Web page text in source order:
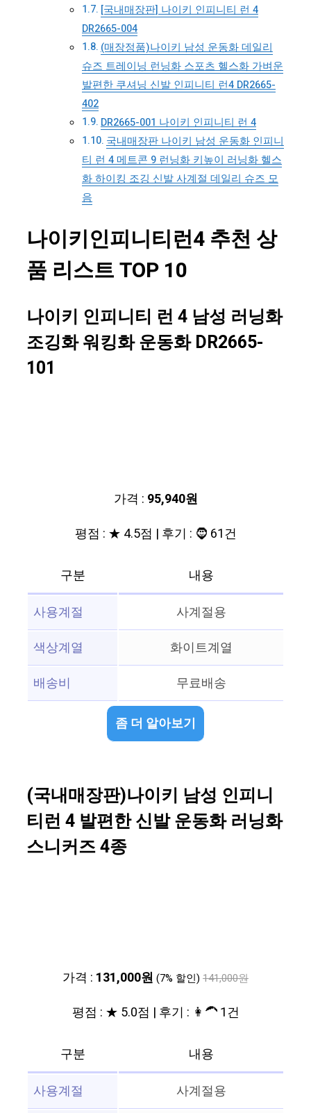
[국내매장판] 나이키 인피니티 런 4
DR2665-004
(매장정품)나이키 남성 운동화 데일리
슈즈 트레이닝 런닝화 스포츠 헬스화 가벼운
발편한 쿠셔닝 신발 인피니티 런4 DR2665-
402
DR2665-001 나이키 인피니티 런 4
국내매장판 나이키 남성 운동화 인피니
티 런 4 메트콘 9 런닝화 키높이 러닝화 헬스
화 하이킹 조깅 신발 사계절 데일리 슈즈 모
음
나이키인피니티런4 추천 상
품 리스트 TOP 10
나이키 인피니티 런 4 남성 러닝화
조깅화 워킹화 운동화 DR2665-
101
가격 : 95,940원
평점 : ★ 4.5점 | 후기 : 🧔 61건
구분
내용
사용계절
사계절용
색상계열
화이트계열
배송비
무료배송
좀 더 알아보기
(국내매장판)나이키 남성 인피니
티런 4 발편한 신발 운동화 러닝화
스니커즈 4종
가격 : 131,000원 (7% 할인) 141,000원
평점 : ★ 5.0점 | 후기 : 👩‍🦱 1건
구분
내용
사용계절
사계절용